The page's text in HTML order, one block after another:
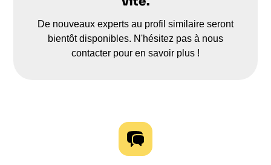
De nouveaux experts au profil similaire seront
bientôt disponibles. N'hésitez pas à nous
contacter pour en savoir plus !